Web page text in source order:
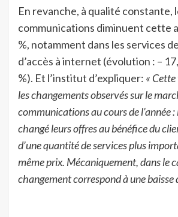
En revanche, à qualité constante,
communications diminuent cette
%, notamment dans les services
d’accès à internet (évolution : –
%). Et l’institut d’expliquer: «
les changements observés sur le
communications au cours de l’année
changé leurs offres au bénéfice du
d’une quantité de services plus
même prix. Mécaniquement, dans le
changement correspond à une baisse